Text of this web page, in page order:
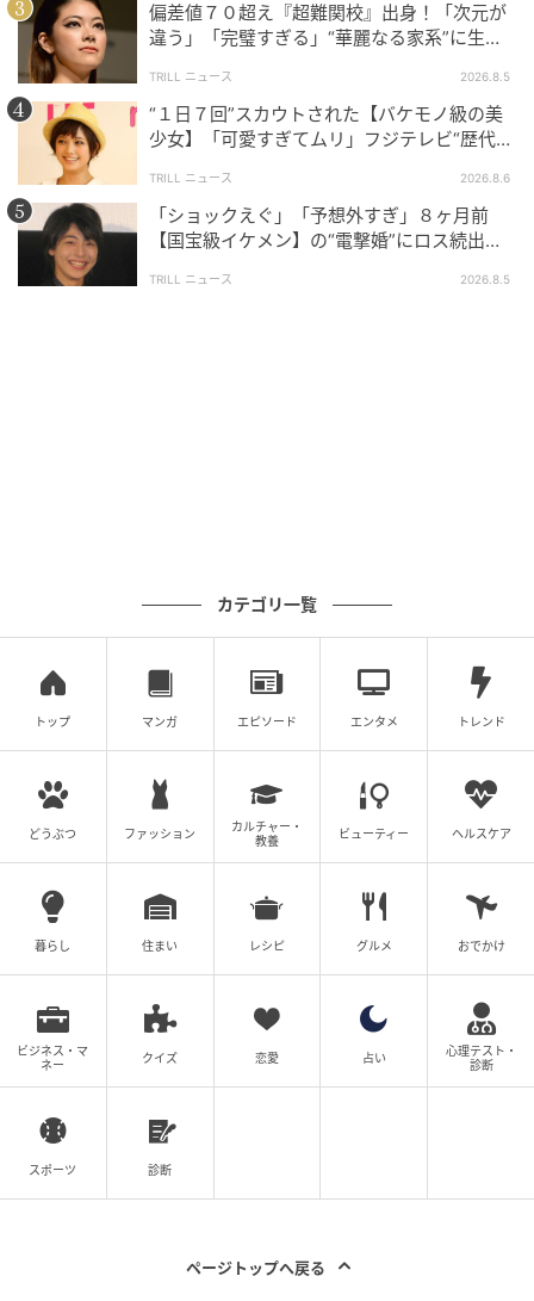
アグロス。ジルスチュアート ダズリング フラワーデュ
ー グロス レディトゥブラッシュ ¥3,300 限定販売中
（ジルスチュアート ビューティ TEL. 0120-878-652）
偏差値７０超え『超難関校』出身！「次元が
違う」「完璧すぎる」“華麗なる家系”に生ま
TRILL ニュース 2026.8.5
“１日７回”スカウトされた【バケモノ級の美
少女】「可愛すぎてムリ」フジテレビ“歴代N
TRILL ニュース 2026.8.6
「ショックえぐ」「予想外すぎ」８ヶ月前
【国宝級イケメン】の“電撃婚”にロス続出！
TRILL ニュース 2026.8.5
カテゴリ一覧
トップ マンガ エピソード エンタメ トレンド
どうぶつ ファッション
カルチャー・
教養
ビューティー ヘルスケア
暮らし 住まい レシピ グルメ おでかけ
ビジネス・マ
ネー
クイズ 恋愛 占い
心理テスト・
診断
スポーツ 診断
ページトップへ戻る